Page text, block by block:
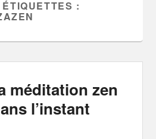
:
méditation zen
l’instant